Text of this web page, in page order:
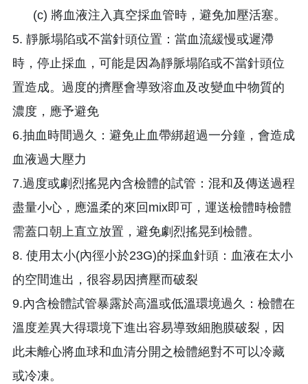
(c) 將血液注入真空採血管時，避免加壓活塞。
5. 靜脈塌陷或不當針頭位置：當血流緩慢或遲滯
時，停止採血，可能是因為靜脈塌陷或不當針頭位
置造成。過度的擠壓會導致溶血及改變血中物質的
濃度，應予避免
6.抽血時間過久：避免止血帶綁超過一分鐘，會造成
血液過大壓力
7.過度或劇烈搖晃內含檢體的試管：混和及傳送過程
盡量小心，應溫柔的來回mix即可，運送檢體時檢體
需蓋口朝上直立放置，避免劇烈搖晃到檢體。
8. 使用太小(內徑小於23G)的採血針頭：血液在太小
的空間進出，很容易因擠壓而破裂
9.內含檢體試管暴露於高溫或低溫環境過久：檢體在
溫度差異大得環境下進出容易導致細胞膜破裂，因
此未離心將血球和血清分開之檢體絕對不可以冷藏
或冷凍。